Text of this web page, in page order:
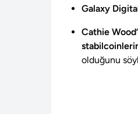
Galaxy
Cathie
olduğunu